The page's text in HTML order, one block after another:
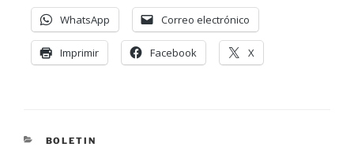
WhatsApp Correo electrónico
Imprimir Facebook X
BOLETIN